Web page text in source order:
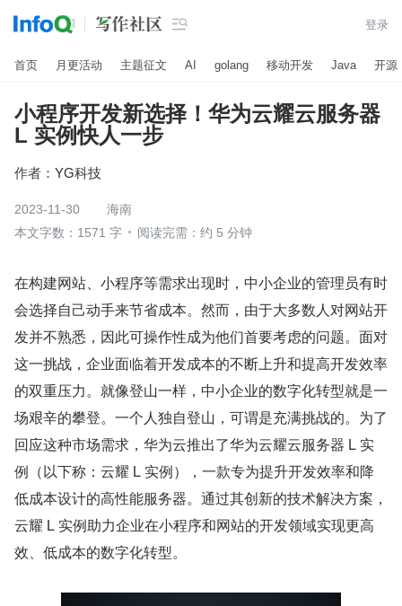
 登录
首页 月更活动 主题征文 AI golang 移动开发 Java 开源
小程序开发新选择！华为云耀云服务器
L 实例快人一步
作者： YG科技
2023-11-30
海南
本文字数：1571 字
阅读完需：约 5 分钟
在构建网站、小程序等需求出现时，中小企业的管理员有时
会选择自己动手来节省成本。然而，由于大多数人对网站开
发并不熟悉，因此可操作性成为他们首要考虑的问题。面对
这一挑战，企业面临着开发成本的不断上升和提高开发效率
的双重压力。就像登山一样，中小企业的数字化转型就是一
场艰辛的攀登。一个人独自登山，可谓是充满挑战的。为了
回应这种市场需求，华为云推出了华为云耀云服务器 L 实
例（以下称：云耀 L 实例），一款专为提升开发效率和降
低成本设计的高性能服务器。通过其创新的技术解决方案，
云耀 L 实例助力企业在小程序和网站的开发领域实现更高
效、低成本的数字化转型。